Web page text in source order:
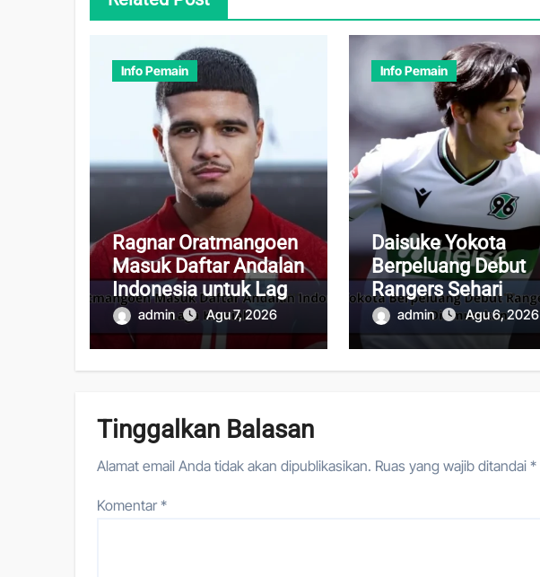
Info Pemain
Ragnar Oratmangoen
Masuk Daftar Andalan
Indonesia untuk Laga
Krusial
admin Agu 7, 2026
Info Pemain
Daisuke Yokota
Berpeluang Debut
Rangers Sehari
Setelah Diumumkan
admin Agu 6, 2026
Tinggalkan Balasan
Alamat email Anda tidak akan dipublikasikan. Ruas yang wajib ditandai *
Komentar*